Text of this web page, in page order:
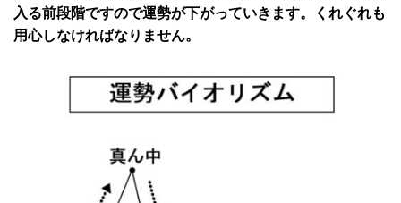
入る前段階ですので運勢が下がっていきます。くれぐれも
用心しなければなりません。